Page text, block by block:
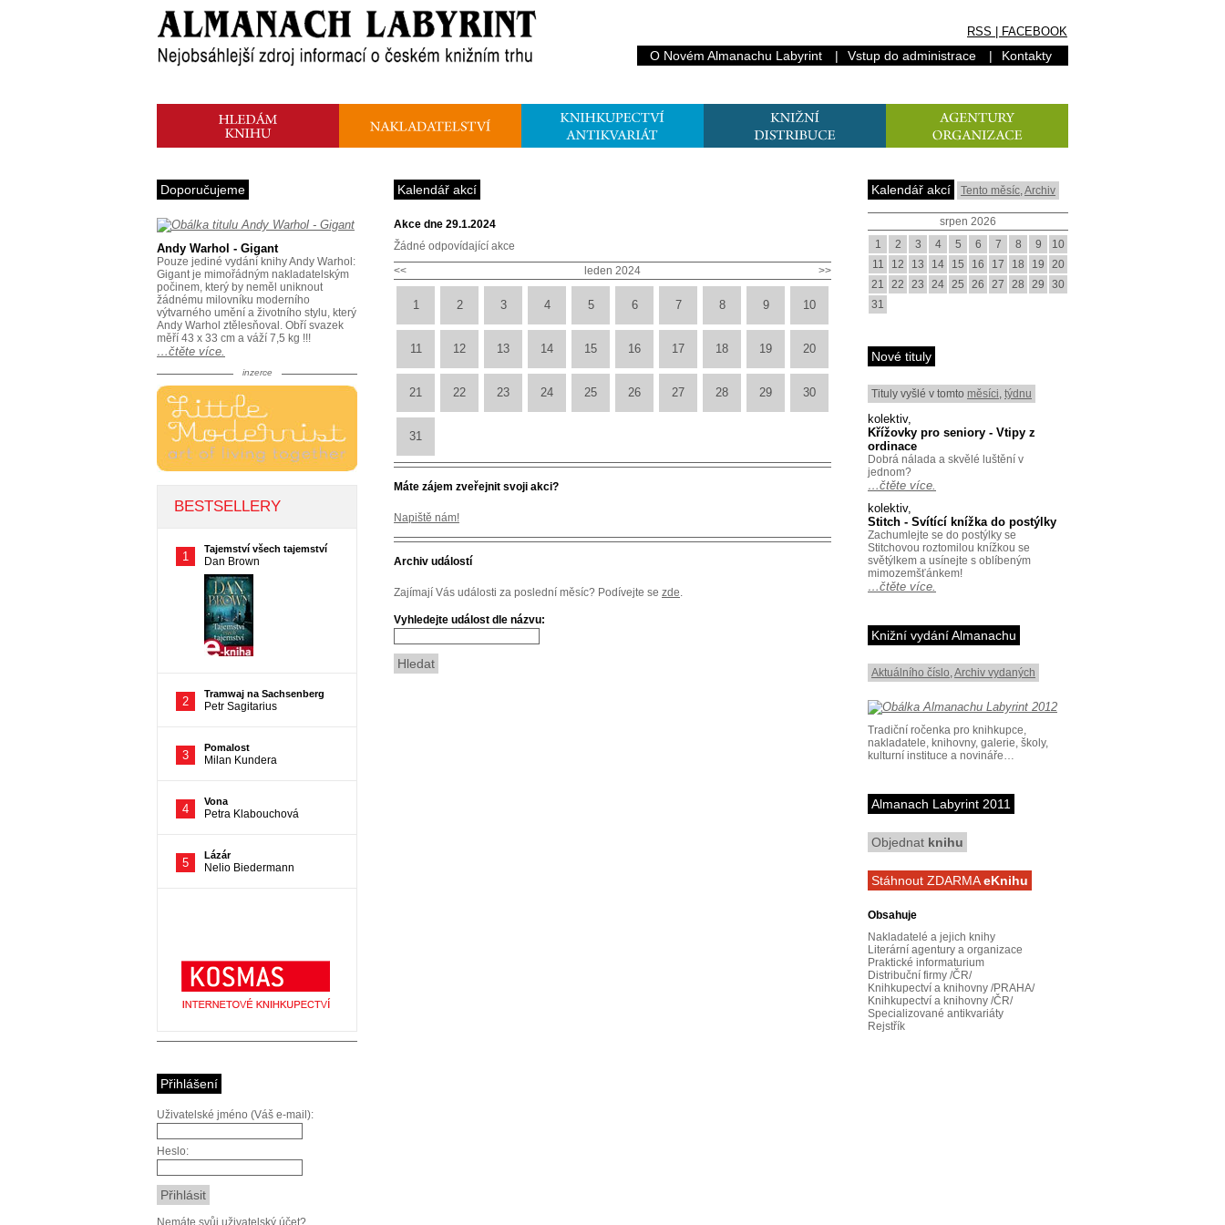
RSS FACEBOOK
O Novém Almanachu Labyrint | Vstup do administrace | Kontakty
Kalendář akcí
Akce dne 29.1.2024
Žádné odpovídající akce
<<
>>
leden 2024
1 2 3 4 5 6 7 8 9 10
11 12 13 14 15 16 17 18 19 20
21 22 23 24 25 26 27 28 29 30
31
Máte zájem zveřejnit svoji akci?
Napiště nám!
Archiv událostí
Zajímají Vás události za poslední měsíc? Podívejte se zde.
Vyhledejte událost dle názvu:
Doporučujeme
Andy Warhol - Gigant
Pouze jediné vydání knihy Andy Warhol:
Gigant je mimořádným nakladatelským
počinem, který by neměl uniknout
žádnému milovníku moderního
výtvarného umění a životního stylu, který
Andy Warhol ztělesňoval. Obří svazek
měří 43 x 33 cm a váží 7,5 kg !!!
…čtěte více.
inzerce
Přihlášení
Uživatelské jméno (Váš e-mail):
Heslo:
Nemáte svůj uživatelský účet?
Kalendář akcí Tento měsíc,Archiv
srpen 2026
1
2 3 4 5 6 7 8 9
10
11
12 13 14 15 16 17 18 19
20
21
22 23 24 25 26 27 28 29
30
31
Nové tituly
Tituly vyšlé v tomto měsíci, týdnu
kolektiv,
Křížovky pro seniory - Vtipy z
ordinace
Dobrá nálada a skvělé luštění v
jednom?
…čtěte více.
kolektiv,
Stitch - Svítící knížka do postýlky
Zachumlejte se do postýlky se
Stitchovou roztomilou knížkou se
světýlkem a usínejte s oblíbeným
mimozemšťánkem!
…čtěte více.
Knižní vydání Almanachu
Aktuálního číslo,Archiv vydaných
Tradiční ročenka pro knihkupce,
nakladatele, knihovny, galerie, školy,
kulturní instituce a novináře…
Almanach Labyrint 2011
Objednat knihu
Stáhnout ZDARMAeKnihu
Obsahuje
Nakladatelé a jejich knihy
Literární agentury a organizace
Praktické informaturium
Distribuční firmy /ČR/
Knihkupectví a knihovny /PRAHA/
Knihkupectví a knihovny /ČR/
Specializované antikvariáty
Rejstřík